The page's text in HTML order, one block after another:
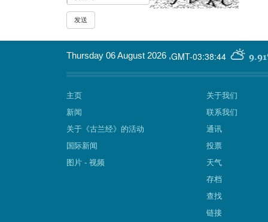
GMT-03:38:44
Thursday 06 August 2026 ,
主页
新闻
关于《古兰经》的活动
国际新闻
图片 - 视频
关于我们
联系我们
通讯
投票
天气
存档
查找
链接